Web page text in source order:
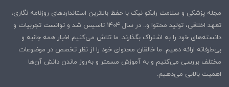
کپی لینک
مجله پزشکی و سلامت رایکو نیک با حفظ بالاترین استانداردهای روزنامه نگاری،
تعهد اخلاقی، تولید محتوا و.. در سال ۱۴۰۴ تاسیس شد و توانست تجربیات و
دانسته‌های خود را به اشتراک بگذارند. ما تلاش می‌کنیم اخبار همه جانبه و
بی‌طرفانه ارائه دهیم. ما خالقان محتوای خود را از نظر تخصص در موضوعات
مختلف بررسی می‌کنیم و به آموزش مسمتر و به‌روز ماندن دانش آن‌ها
اهمیت بالایی می‌دهیم.